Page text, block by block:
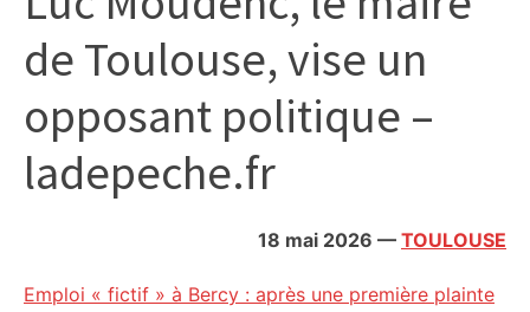
de Toulouse, vise un
opposant politique –
ladepeche.fr
18 mai 2026 — TOULOUSE
Emploi « fictif » à Bercy : après une première plainte